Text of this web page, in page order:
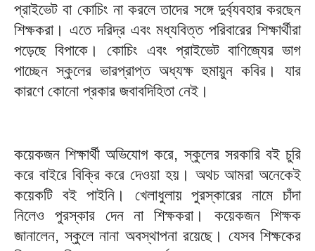
প্রাইভেট বা কোচিং না করলে তাদের সঙ্গে দুর্ব্যবহার করছেন
শিক্ষকরা। এতে দরিদ্র এবং মধ্যবিত্ত পরিবারের শিক্ষার্থীরা
পড়েছে বিপাকে। কোচিং এবং প্রাইভেট বাণিজ্যের ভাগ
পাচ্ছেন স্কুলের ভারপ্রাপ্ত অধ্যক্ষ হুমায়ুন কবির। যার
কারণে কোনো প্রকার জবাবদিহিতা নেই।
কয়েকজন শিক্ষার্থী অভিযোগ করে, স্কুলের সরকারি বই চুরি
করে বাইরে বিক্রি করে দেওয়া হয়। অথচ আমরা অনেকেই
কয়েকটি বই পাইনি। খেলাধুলায় পুরস্কারের নামে চাঁদা
নিলেও পুরস্কার দেন না শিক্ষকরা। কয়েকজন শিক্ষক
জানালেন, স্কুলে নানা অবস্থাপনা রয়েছে। যেসব শিক্ষকের